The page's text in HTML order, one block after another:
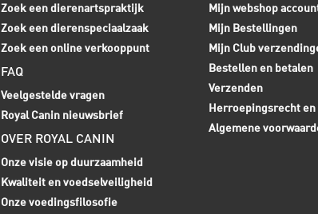
Zoek een dierenartspraktijk
Zoek een dierenspeciaalzaak
Zoek een online verkooppunt
FAQ
Veelgestelde vragen
Royal Canin nieuwsbrief
OVER ROYAL CANIN
Onze visie op duurzaamheid
Kwaliteit en voedselveiligheid
Onze voedingsfilosofie
Mijn webshop
Mijn Bestellingen
Mijn Club
Bestellen en betalen
Verzenden
Herroepingsrecht
Algemene